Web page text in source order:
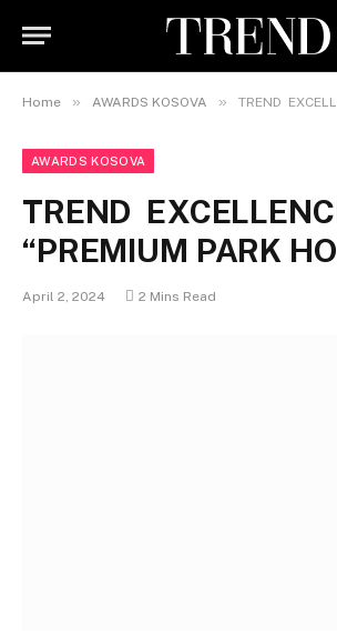
Home » AWARDS KOSOVA » TREND
AWARDS KOSOVA
TREND
“PREMIUM PARK
April 2, 2024 2 Mins Read